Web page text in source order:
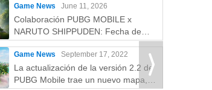
Game News June 11, 2026
Colaboración PUBG MOBILE x
NARUTO SHIPPUDEN: Fecha de
lanzamiento y recompensas gratuitas
Game News September 17, 2022
La actualización de la versión 2.2 de
PUBG Mobile trae un nuevo mapa,